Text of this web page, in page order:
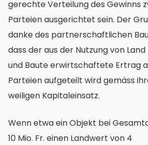
gerechte Verteilung des Gewinns
Parteien ausgerichtet sein. Der
danke des partnerschaftlichen
dass der aus der Nutzung von Land
und Baute erwirtschaftete Ertrag
Parteien aufgeteilt wird gemäss
weiligen Kapitaleinsatz.
Wenn etwa ein Objekt bei
10 Mio. Fr. einen Landwert von 4